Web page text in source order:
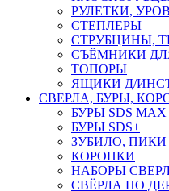
РУЛЕТКИ,
СТЕПЛЕРЫ
СТРУБЦИНЫ,
СЪЁМНИКИ
ТОПОРЫ
ЯЩИКИ Д/
СВЕРЛА, БУРЫ,
БУРЫ SDS MAX
БУРЫ SDS+
ЗУБИЛО, ПИКИ
КОРОНКИ
НАБОРЫ
СВЁРЛА ПО